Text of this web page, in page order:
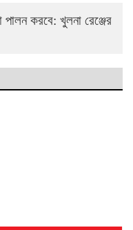
করবে: খুলনা রেঞ্জের